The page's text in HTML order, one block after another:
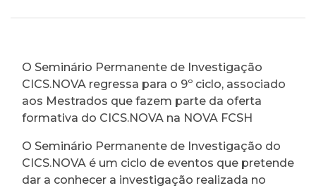
O Seminário Permanente de Investigação
CICS.NOVA regressa para o 9º ciclo, associado
aos Mestrados que fazem parte da oferta
formativa do CICS.NOVA na NOVA FCSH
O Seminário Permanente de Investigação do
CICS.NOVA é um ciclo de eventos que pretende
dar a conhecer a investigação realizada no